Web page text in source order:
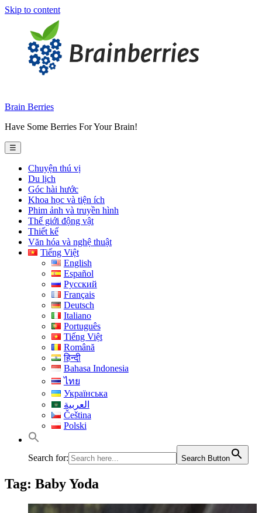
Skip to content
Brain Berries
Have Some Berries For Your Brain!
☰
Chuyện thú vị
Du lịch
Góc hài hước
Khoa học và tiện ích
Phim ảnh và truyền hình
Thế giới động vật
Thiết kế
Văn hóa và nghệ thuật
Tiếng Việt
English
Español
Русский
Français
Deutsch
Italiano
Português
Tiếng Việt
Română
हिन्दी
Bahasa Indonesia
ไทย
Українська
العربية
Čeština
Polski
Search for: Search Button
Tag: Baby Yoda